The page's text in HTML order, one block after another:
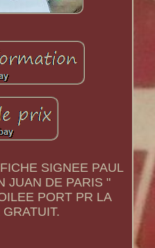
SIGNEE PAUL
JUAN DE PARIS "
PORT PR LA